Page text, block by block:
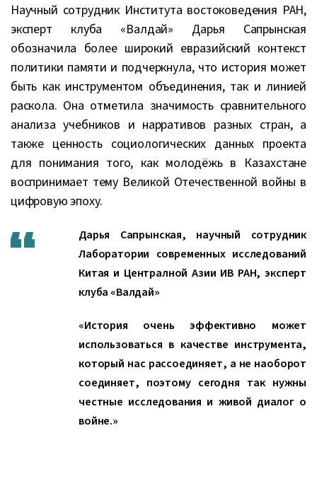
Научный сотрудник Института востоковедения РАН,
эксперт клуба «Валдай» Дарья Сапрынская
обозначила более широкий евразийский контекст
политики памяти и подчеркнула, что история может
быть как инструментом объединения, так и линией
раскола. Она отметила значимость сравнительного
анализа учебников и нарративов разных стран, а
также ценность социологических данных проекта
для понимания того, как молодёжь в Казахстане
воспринимает тему Великой Отечественной войны в
цифровую эпоху.
Дарья Сапрынская, научный сотрудник
Лаборатории современных исследований
Китая и Централной Азии ИВ РАН, эксперт
клуба «Валдай»
«История очень эффективно может
использоваться в качестве инструмента,
который нас рассоединяет, а не наоборот
соединяет, поэтому сегодня так нужны
честные исследования и живой диалог о
войне.»